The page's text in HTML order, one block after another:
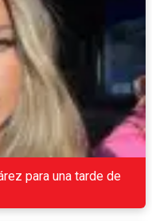
para una tarde de